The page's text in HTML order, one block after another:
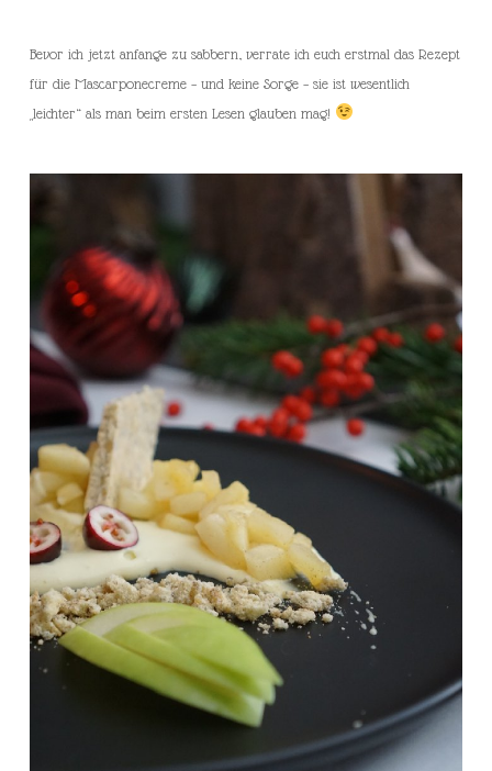
Bevor ich jetzt anfange zu sabbern, verrate ich euch erstmal das Rezept
für die Mascarponecreme – und keine Sorge – sie ist wesentlich
„leichter“ als man beim ersten Lesen glauben mag!